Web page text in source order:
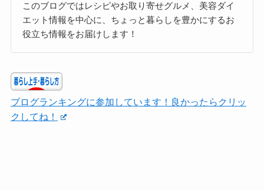
このブログではレシピやお取り寄せグルメ、美容ダイ
エット情報を中心に、ちょっと暮らしを豊かにするお
役立ち情報をお届けします！
ブログランキングに参加しています！良かったらクリッ
クしてね！